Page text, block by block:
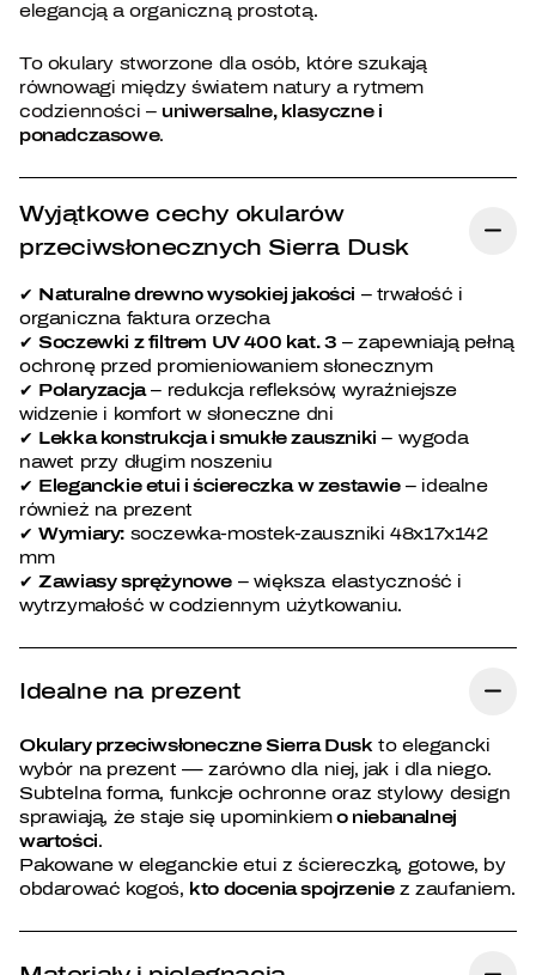
elegancją a organiczną prostotą.
To okulary stworzone dla osób, które szukają
równowagi między światem natury a rytmem
codzienności – uniwersalne, klasyczne i
ponadczasowe.
Wyjątkowe cechy okularów
przeciwsłonecznych Sierra Dusk
✔ Naturalne drewno wysokiej jakości – trwałość i
organiczna faktura orzecha
✔Soczewki z filtrem UV 400 kat. 3 – zapewniają pełną
ochronę przed promieniowaniem słonecznym
✔ Polaryzacja– redukcja refleksów, wyraźniejsze
widzenie i komfort w słoneczne dni
✔ Lekka konstrukcja i smukłe zauszniki – wygoda
nawet przy długim noszeniu
✔ Eleganckie etui i ściereczka w zestawie– idealne
również na prezent
✔Wymiary: soczewka-mostek-zauszniki 48x17x142
mm
✔Zawiasy sprężynowe – większa elastyczność i
wytrzymałość w codziennym użytkowaniu.
Idealne na prezent
Okulary przeciwsłoneczne Sierra Dusk to elegancki
wybór na prezent — zarówno dla niej, jak i dla niego.
Subtelna forma, funkcje ochronne oraz stylowy design
sprawiają, że staje się upominkiemo niebanalnej
wartości.
Pakowane w eleganckie etui z ściereczką, gotowe, by
obdarować kogoś, kto docenia spojrzeniez zaufaniem.